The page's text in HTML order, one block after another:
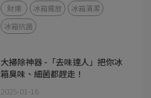
財庫
冰箱擺放
冰箱清潔
冰箱抗菌
大掃除神器 -「去味達人」把你冰
箱臭味、細菌都趕走！
2025-01-16